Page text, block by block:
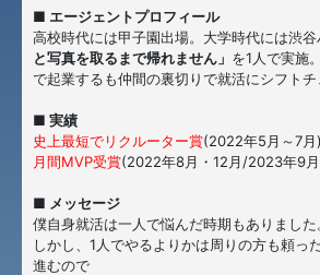
■ エージェントプロフィール
高校時代には甲子園出場。大学時代には渋
と写真を取るまで帰れません」 を1人で実施
で起業するも仲間の裏切りで就活にシフトチ
■ 実績
史上最短でリクルーター賞(2022年5月～7月)
月間MVP受賞(2022年8月・12月/2023年9
■ メッセージ
僕自身就活は一人で悩んだ時期もありました
しかし、1人でやるよりかは周りの方も頼っ
進むので